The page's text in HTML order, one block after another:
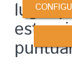
lugar